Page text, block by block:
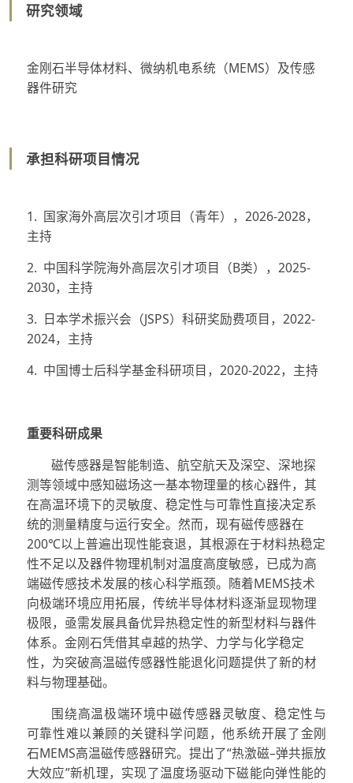
研究领域
金刚石半导体材料、微纳机电系统（MEMS）及传感
器件研究
承担科研项目情况
1. 国家海外高层次引才项目（青年），2026-2028，
主持
2. 中国科学院海外高层次引才项目（B类），2025-
2030，主持
3. 日本学术振兴会（JSPS）科研奖励费项目，2022-
2024，主持
4. 中国博士后科学基金科研项目，2020-2022，主持
重要科研成果
磁传感器是智能制造、航空航天及深空、深地探
测等领域中感知磁场这一基本物理量的核心器件，其
在高温环境下的灵敏度、稳定性与可靠性直接决定系
统的测量精度与运行安全。然而，现有磁传感器在
200℃以上普遍出现性能衰退，其根源在于材料热稳定
性不足以及器件物理机制对温度高度敏感，已成为高
端磁传感技术发展的核心科学瓶颈。随着MEMS技术
向极端环境应用拓展，传统半导体材料逐渐显现物理
极限，亟需发展具备优异热稳定性的新型材料与器件
体系。金刚石凭借其卓越的热学、力学与化学稳定
性，为突破高温磁传感器性能退化问题提供了新的材
料与物理基础。
围绕高温极端环境中磁传感器灵敏度、稳定性与
可靠性难以兼顾的关键科学问题，他系统开展了金刚
石MEMS高温磁传感器研究。提出了“热激磁–弹共振放
大效应”新机理，实现了温度场驱动下磁能向弹性能的